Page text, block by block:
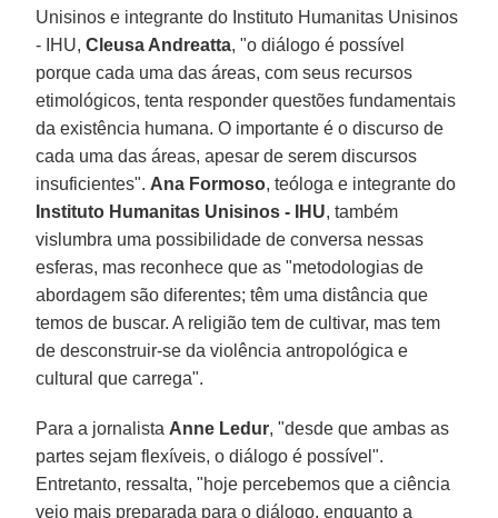
Unisinos e integrante do Instituto Humanitas Unisinos
- IHU,Cleusa Andreatta, "o diálogo é possível
porque cada uma das áreas, com seus recursos
etimológicos, tenta responder questões fundamentais
da existência humana. O importante é o discurso de
cada uma das áreas, apesar de serem discursos
insuficientes". Ana Formoso, teóloga e integrante do
Instituto Humanitas Unisinos - IHU, também
vislumbra uma possibilidade de conversa nessas
esferas, mas reconhece que as "metodologias de
abordagem são diferentes; têm uma distância que
temos de buscar. A religião tem de cultivar, mas tem
de desconstruir-se da violência antropológica e
cultural que carrega".
Para a jornalista Anne Ledur, "desde que ambas as
partes sejam flexíveis, o diálogo é possível".
Entretanto, ressalta, "hoje percebemos que a ciência
veio mais preparada para o diálogo, enquanto a